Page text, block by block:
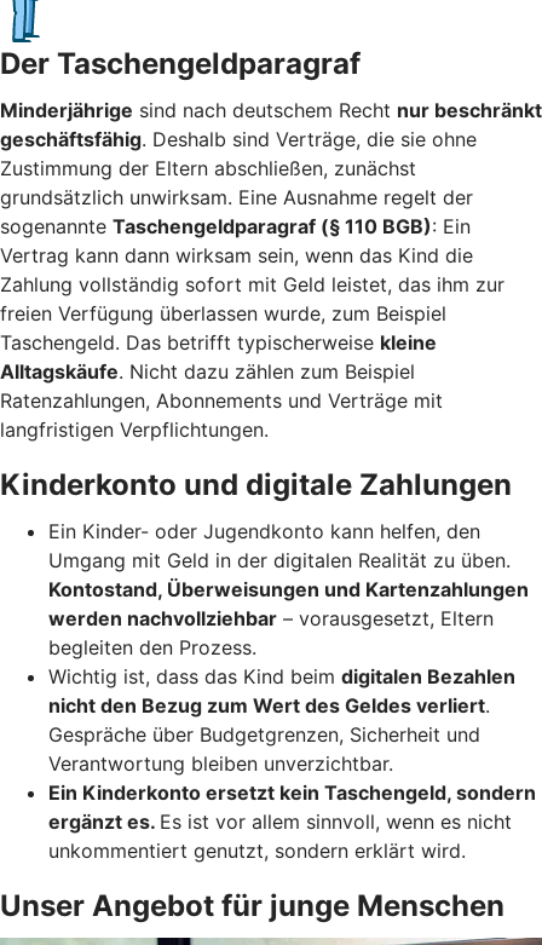
Der Taschengeldparagraf
Minderjährige sind nach deutschem Recht nur beschränkt
geschäftsfähig. Deshalb sind Verträge, die sie ohne
Zustimmung der Eltern abschließen, zunächst
grundsätzlich unwirksam. Eine Ausnahme regelt der
sogenannte Taschengeldparagraf (§ 110 BGB): Ein
Vertrag kann dann wirksam sein, wenn das Kind die
Zahlung vollständig sofort mit Geld leistet, das ihm zur
freien Verfügung überlassen wurde, zum Beispiel
Taschengeld. Das betrifft typischerweise kleine
Alltagskäufe. Nicht dazu zählen zum Beispiel
Ratenzahlungen, Abonnements und Verträge mit
langfristigen Verpflichtungen.
Kinderkonto und digitale Zahlungen
Ein Kinder- oder Jugendkonto kann helfen, den
Umgang mit Geld in der digitalen Realität zu üben.
Kontostand, Überweisungen und Kartenzahlungen
werden nachvollziehbar – vorausgesetzt, Eltern
begleiten den Prozess.
Wichtig ist, dass das Kind beim digitalen Bezahlen
nicht den Bezug zum Wert des Geldes verliert.
Gespräche über Budgetgrenzen, Sicherheit und
Verantwortung bleiben unverzichtbar.
Ein Kinderkonto ersetzt kein Taschengeld, sondern
ergänzt es. Es ist vor allem sinnvoll, wenn es nicht
unkommentiert genutzt, sondern erklärt wird.
Unser Angebot für junge Menschen